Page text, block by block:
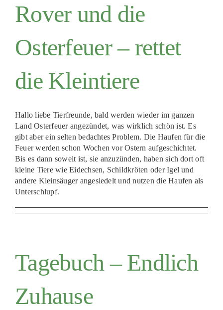
Rover und die
Osterfeuer – rettet
die Kleintiere
Hallo liebe Tierfreunde, bald werden wieder im ganzen
Land Osterfeuer angezündet, was wirklich schön ist. Es
gibt aber ein selten bedachtes Problem. Die Haufen für die
Feuer werden schon Wochen vor Ostern aufgeschichtet.
Bis es dann soweit ist, sie anzuzünden, haben sich dort oft
kleine Tiere wie Eidechsen, Schildkröten oder Igel und
andere Kleinsäuger angesiedelt und nutzen die Haufen als
Unterschlupf.
Tagebuch – Endlich
Zuhause